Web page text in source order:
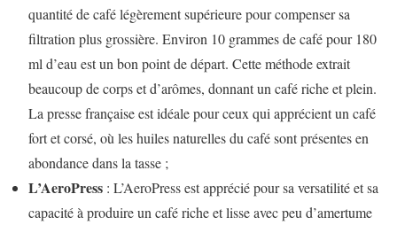
quantité de café légèrement supérieure pour compenser sa
filtration plus grossière. Environ 10 grammes de café pour 180
ml d’eau est un bon point de départ. Cette méthode extrait
beaucoup de corps et d’arômes, donnant un café riche et plein.
La presse française est idéale pour ceux qui apprécient un café
fort et corsé, où les huiles naturelles du café sont présentes en
abondance dans la tasse ;
L’AeroPress : L’AeroPress est apprécié pour sa versatilité et sa
capacité à produire un café riche et lisse avec peu d’amertume